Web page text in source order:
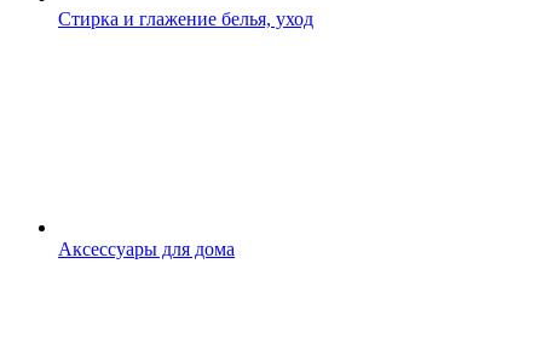
Стирка и глажение белья, уход
Аксессуары для дома